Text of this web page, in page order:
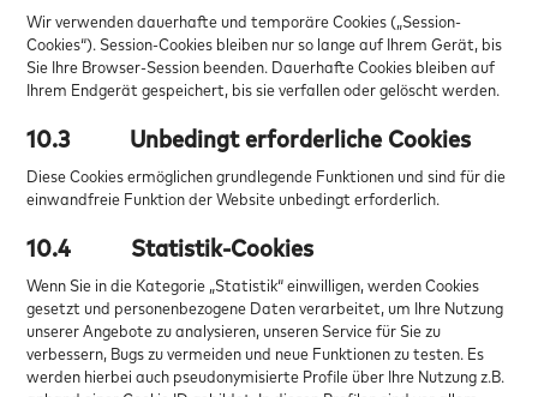
Wir verwenden dauerhafte und temporäre Cookies („Session-
Cookies“). Session-Cookies bleiben nur so lange auf Ihrem Gerät, bis
Sie Ihre Browser-Session beenden. Dauerhafte Cookies bleiben auf
Ihrem Endgerät gespeichert, bis sie verfallen oder gelöscht werden.
10.3 Unbedingt erforderliche Cookies
Diese Cookies ermöglichen grundlegende Funktionen und sind für die
einwandfreie Funktion der Website unbedingt erforderlich.
10.4 Statistik-Cookies
Wenn Sie in die Kategorie „Statistik“ einwilligen, werden Cookies
gesetzt und personenbezogene Daten verarbeitet, um Ihre Nutzung
unserer Angebote zu analysieren, unseren Service für Sie zu
verbessern, Bugs zu vermeiden und neue Funktionen zu testen. Es
werden hierbei auch pseudonymisierte Profile über Ihre Nutzung z.B.